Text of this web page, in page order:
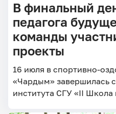
В финальный
педагога
команды
проекты
16 июля в спортивно-
«Чардым» завершилась
института СГУ «II Школа